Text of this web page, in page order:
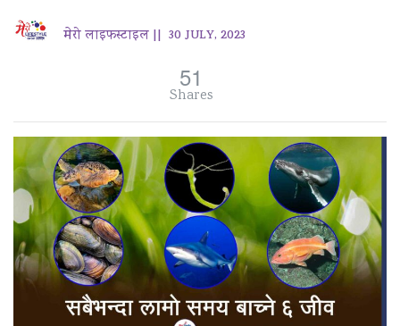
मेरो लाइफस्टाइल || 30 JULY, 2023
51
Shares